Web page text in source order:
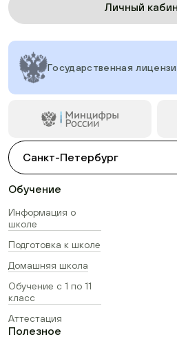
Личный
Государственная
Санкт-Петербург
Обучение
Информация о
школе
Подготовка к школе
Домашняя школа
Обучение с 1 по 11
класс
Аттестация
Полезное